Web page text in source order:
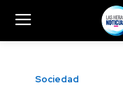
Sociedad